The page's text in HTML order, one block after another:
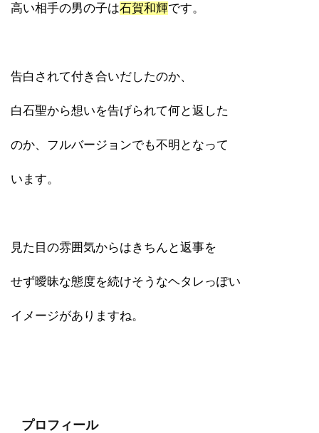
高い相手の男の子は石賀和輝です。
告白されて付き合いだしたのか、
白石聖から想いを告げられて何と返した
のか、フルバージョンでも不明となって
います。
見た目の雰囲気からはきちんと返事を
せず曖昧な態度を続けそうなヘタレっぽい
イメージがありますね。
プロフィール